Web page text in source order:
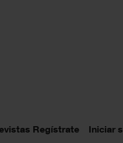
Regístrate Iniciar